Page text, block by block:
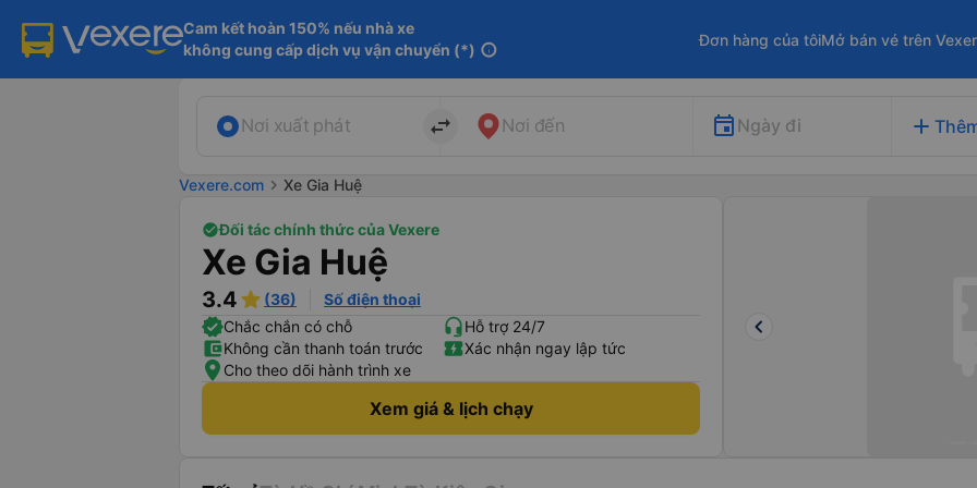
Cam kết hoàn 150% nếu nhà xe
không cung cấp dịch vụ vận chuyển (*) info
Đơn hàng của tôiMở bán vé trên
Nơi xuất phát import_export Nơi đến Ngày đi add
Vexere.com chevron_right Xe Gia Huệ
Đối tác chính thức của Vexere
Xe Gia Huệ
3.4 (36)
Số điện thoại
Chắc chắn có chỗ
Hỗ trợ 24/7
Không cần thanh toán trước
Xác nhận ngay lập tức
Cho theo dõi hành trình xe
Xem giá & lịch chạy
keyboard_arrow_left